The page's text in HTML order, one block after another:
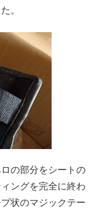
。
の部分をシートの
ングを完全に終わ
状のマジックテー